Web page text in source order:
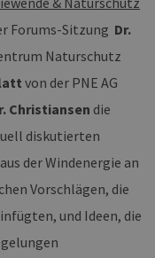
Forums-Sitzung Dr.
Naturschutz
von der PNE AG
Christiansen die
diskutierten
der Windenergie an
Vorschlägen, die
und Ideen, die